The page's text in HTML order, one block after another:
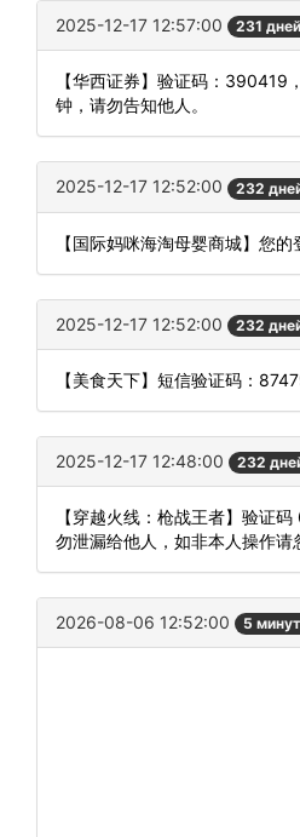
2025-12-17 12:57:00 231
【华西证券】验证码：390419
钟，请勿告知他人。
2025-12-17 12:52:00 232
【国际妈咪海淘母婴商城】您
2025-12-17 12:52:00 232
【美食天下】短信验证码：
2025-12-17 12:48:00 232
【穿越火线：枪战王者】验证
勿泄漏给他人，如非本人操作请
2026-08-06 12:52:00 5